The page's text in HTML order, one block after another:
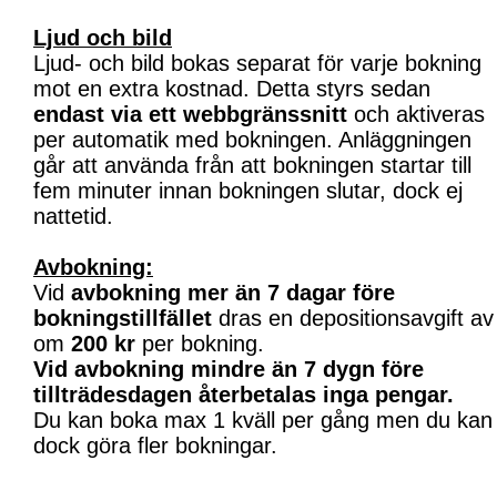
Ljud och bild
Ljud- och bild bokas separat för varje bokning
mot en extra kostnad. Detta styrs sedan
endast via ett webbgränssnitt och aktiveras
per automatik med bokningen. Anläggningen
går att använda från att bokningen startar till
fem minuter innan bokningen slutar, dock ej
nattetid.
Avbokning:
Vid avbokning mer än 7 dagar före
bokningstillfället dras en depositionsavgift av
om 200 kr per bokning.
Vid avbokning mindre än 7 dygn före
tillträdesdagen återbetalas inga pengar.
Du kan boka max 1 kväll per gång men du kan
dock göra fler bokningar.